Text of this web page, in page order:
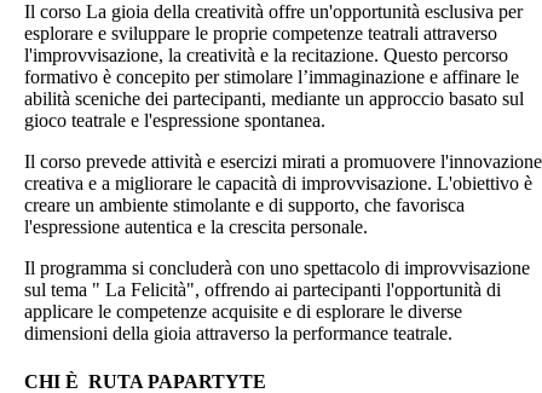
Il corso La gioia della creatività offre un'opportunità esclusiva per
esplorare e sviluppare le proprie competenze teatrali attraverso
l'improvvisazione, la creatività e la recitazione. Questo percorso
formativo è concepito per stimolare l’immaginazione e affinare le
abilità sceniche dei partecipanti, mediante un approccio basato sul
gioco teatrale e l'espressione spontanea.
Il corso prevede attività e esercizi mirati a promuovere l'innovazione
creativa e a migliorare le capacità di improvvisazione. L'obiettivo è
creare un ambiente stimolante e di supporto, che favorisca
l'espressione autentica e la crescita personale.
Il programma si concluderà con uno spettacolo di improvvisazione
sul tema " La Felicità", offrendo ai partecipanti l'opportunità di
applicare le competenze acquisite e di esplorare le diverse
dimensioni della gioia attraverso la performance teatrale.
CHI È RUTA PAPARTYTE